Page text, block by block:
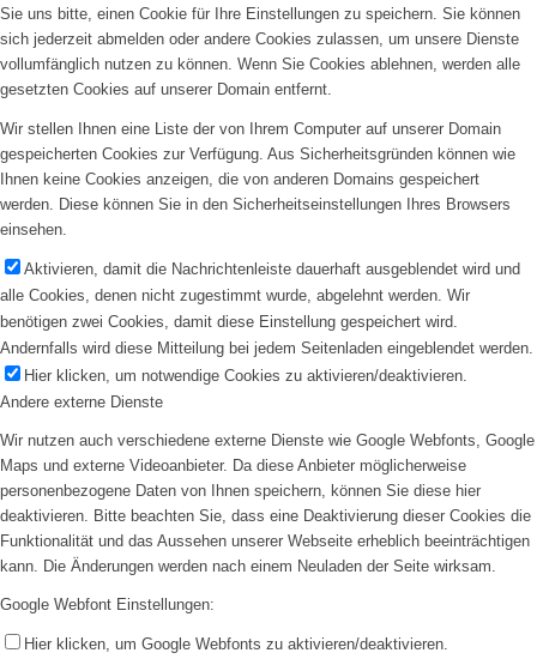
Sie uns bitte, einen Cookie für Ihre Einstellungen zu speichern. Sie können
sich jederzeit abmelden oder andere Cookies zulassen, um unsere Dienste
vollumfänglich nutzen zu können. Wenn Sie Cookies ablehnen, werden alle
gesetzten Cookies auf unserer Domain entfernt.
Wir stellen Ihnen eine Liste der von Ihrem Computer auf unserer Domain
gespeicherten Cookies zur Verfügung. Aus Sicherheitsgründen können wie
Ihnen keine Cookies anzeigen, die von anderen Domains gespeichert
werden. Diese können Sie in den Sicherheitseinstellungen Ihres Browsers
einsehen.
Aktivieren, damit die Nachrichtenleiste dauerhaft ausgeblendet wird und
alle Cookies, denen nicht zugestimmt wurde, abgelehnt werden. Wir
benötigen zwei Cookies, damit diese Einstellung gespeichert wird.
Andernfalls wird diese Mitteilung bei jedem Seitenladen eingeblendet werden.
Hier klicken, um notwendige Cookies zu aktivieren/deaktivieren.
Andere externe Dienste
Wir nutzen auch verschiedene externe Dienste wie Google Webfonts, Google
Maps und externe Videoanbieter. Da diese Anbieter möglicherweise
personenbezogene Daten von Ihnen speichern, können Sie diese hier
deaktivieren. Bitte beachten Sie, dass eine Deaktivierung dieser Cookies die
Funktionalität und das Aussehen unserer Webseite erheblich beeinträchtigen
kann. Die Änderungen werden nach einem Neuladen der Seite wirksam.
Google Webfont Einstellungen:
Hier klicken, um Google Webfonts zu aktivieren/deaktivieren.